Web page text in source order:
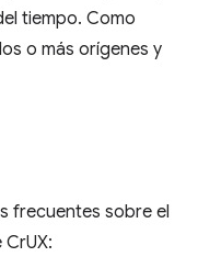
tiempo. Como
o más orígenes y
frecuentes sobre el